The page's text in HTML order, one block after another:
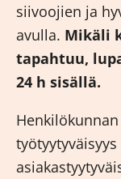
siivoojien ja
avulla. Mikäli
tapahtuu,
24 h sisällä.